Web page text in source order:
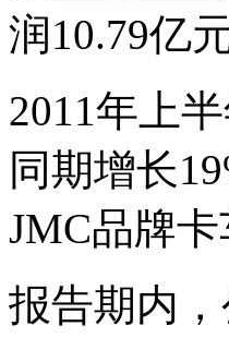
润10.79亿
2011年上半
同期增长
JMC品牌
报告期内